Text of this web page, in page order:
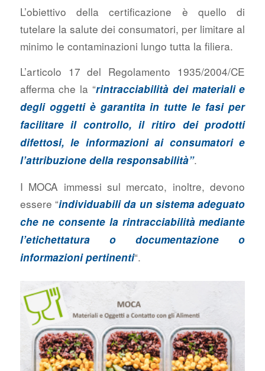
L’obiettivo della certificazione è quello di
tutelare la salute dei consumatori, per limitare al
minimo le contaminazioni lungo tutta la filiera.
L’articolo 17 del Regolamento 1935/2004/CE
afferma che la “rintracciabilità dei materiali e
degli oggetti è garantita in tutte le fasi per
facilitare il controllo, il ritiro dei prodotti
difettosi, le informazioni ai consumatori e
l’attribuzione della responsabilità”.
I MOCA immessi sul mercato, inoltre, devono
essere “individuabili da un sistema adeguato
che ne consente la rintracciabilità mediante
l’etichettatura o documentazione o
informazioni pertinenti“.